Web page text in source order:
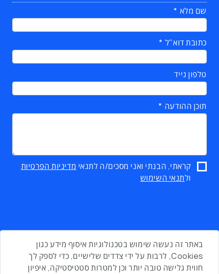
שם מלא
כתובת דוא"ל
טלפון נייד
תוכן ההודעה
קראתי, הבנתי ואני מסכים/ה לתנאי מדיניות הפרטיות
ולתנאי השימוש
באתר זה נעשה שימוש בטכנולוגיות איסוף מידע כגון
Cookies, לרבות על ידי צדדים שלישיים, כדי לספק לך
חווית גלישה טובה יותר וכן למטרות סטטיסטיקה, איפיון